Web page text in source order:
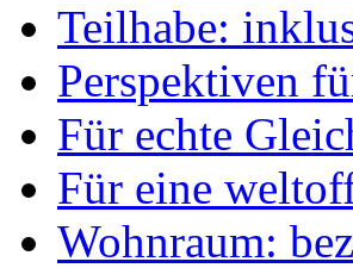
Teilhabe:
Perspektiven
Für echte
Für eine
Wohnraum: